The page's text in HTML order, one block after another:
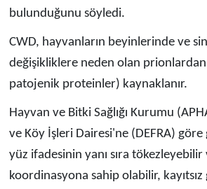
bulunduğunu söyledi.
CWD, hayvanların beyinlerinde ve
değişikliklere neden olan
patojenik proteinler) kaynaklanır.
Hayvan ve Bitki Sağlığı Kurumu
ve Köy İşleri Dairesi'ne (DEFRA)
yüz ifadesinin yanı sıra tökezleyebilir
koordinasyona sahip olabilir,